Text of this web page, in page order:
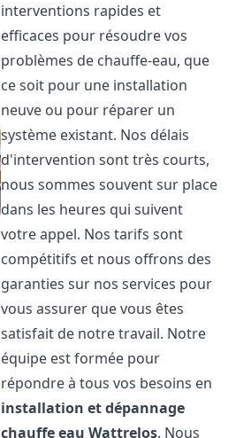
interventions rapides et
efficaces pour résoudre vos
problèmes de chauffe-eau, que
ce soit pour une installation
neuve ou pour réparer un
système existant. Nos délais
d'intervention sont très courts,
nous sommes souvent sur place
dans les heures qui suivent
votre appel. Nos tarifs sont
compétitifs et nous offrons des
garanties sur nos services pour
vous assurer que vous êtes
satisfait de notre travail. Notre
équipe est formée pour
répondre à tous vos besoins en
installation et dépannage
chauffe eau Wattrelos. Nous